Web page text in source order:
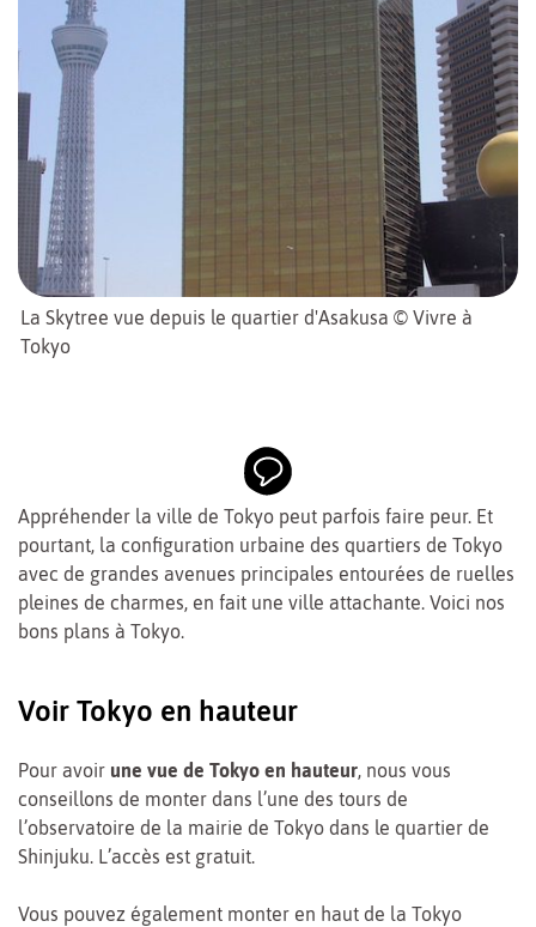
La Skytree vue depuis le quartier d'Asakusa © Vivre à
Tokyo
Appréhender la ville de Tokyo peut parfois faire peur. Et
pourtant, la configuration urbaine des quartiers de Tokyo
avec de grandes avenues principales entourées de ruelles
pleines de charmes, en fait une ville attachante. Voici nos
bons plans à Tokyo.
Voir Tokyo en hauteur
Pour avoir une vue de Tokyo en hauteur, nous vous
conseillons de monter dans l’une des tours de
l’observatoire de la mairie de Tokyo dans le quartier de
Shinjuku. L’accès est gratuit.
Vous pouvez également monter en haut de la Tokyo